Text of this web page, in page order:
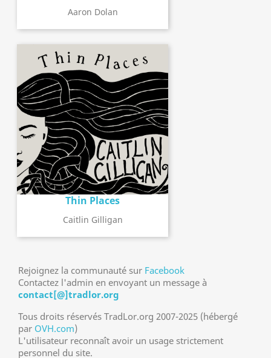
Aaron Dolan
Thin Places
Caitlin Gilligan
Rejoignez la communauté sur Facebook
Contactez l'admin en envoyant un message à
contact[@]tradlor.org
Tous droits réservés TradLor.org 2007-2025 (hébergé
par OVH.com)
L'utilisateur reconnaît avoir un usage strictement
personnel du site.